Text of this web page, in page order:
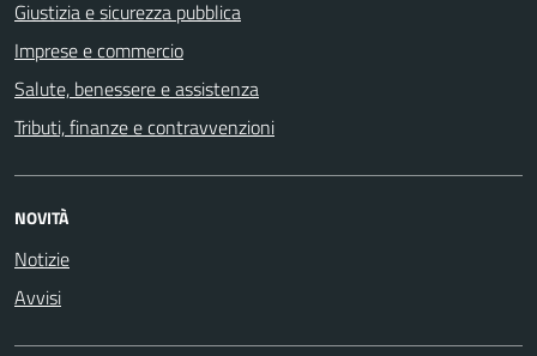
Giustizia e sicurezza pubblica
Imprese e commercio
Salute, benessere e assistenza
Tributi, finanze e contravvenzioni
NOVITÀ
Notizie
Avvisi